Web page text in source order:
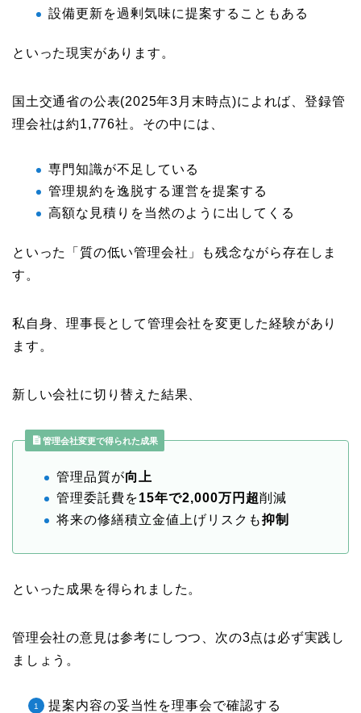
設備更新を過剰気味に提案することもある
といった現実があります。
国土交通省の公表(2025年3月末時点)によれば、登録管
理会社は約1,776社。その中には、
専門知識が不足している
管理規約を逸脱する運営を提案する
高額な見積りを当然のように出してくる
といった「質の低い管理会社」も残念ながら存在しま
す。
私自身、理事長として管理会社を変更した経験があり
ます。
新しい会社に切り替えた結果、
管理会社変更で得られた成果
管理品質が向上
管理委託費を15年で2,000万円超削減
将来の修繕積立金値上げリスクも抑制
といった成果を得られました。
管理会社の意見は参考にしつつ、次の3点は必ず実践し
ましょう。
提案内容の妥当性を理事会で確認する